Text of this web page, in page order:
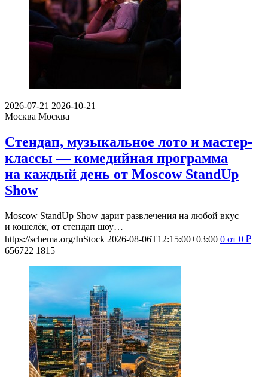
2026-07-21 2026-10-21
Москва Москва
Стендап, музыкальное лото и мастер-
классы — комедийная программа
на каждый день от Moscow StandUp
Show
Moscow StandUp Show дарит развлечения на любой вкус
и кошелёк, от стендап шоу…
https://schema.org/InStock 2026-08-06T12:15:00+03:00 0 от 0 ₽
656722 1815